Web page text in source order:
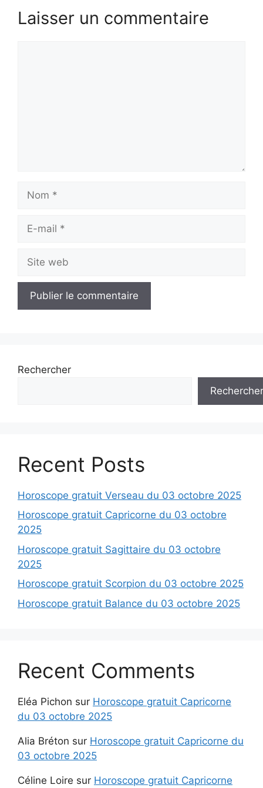
Laisser un commentaire
mail
web
Rechercher
Rechercher
Recent Posts
Horoscope gratuit Verseau du 03 octobre 2025
Horoscope gratuit Capricorne du 03 octobre
2025
Horoscope gratuit Sagittaire du 03 octobre
2025
Horoscope gratuit Scorpion du 03 octobre 2025
Horoscope gratuit Balance du 03 octobre 2025
Recent Comments
Eléa Pichon sur Horoscope gratuit Capricorne
du 03 octobre 2025
Alia Bréton sur Horoscope gratuit Capricorne du
03 octobre 2025
Céline Loire sur Horoscope gratuit Capricorne